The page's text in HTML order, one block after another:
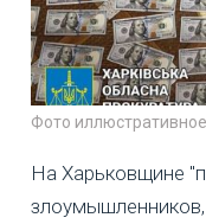
Фото иллюстративное
На Харьковщине